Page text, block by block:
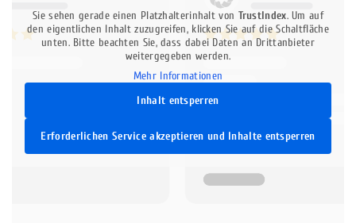
Sie sehen gerade einen Platzhalterinhalt von TrustIndex. Um auf
den eigentlichen Inhalt zuzugreifen, klicken Sie auf die Schaltfläche
unten. Bitte beachten Sie, dass dabei Daten an Drittanbieter
weitergegeben werden.
Mehr Informationen
Inhalt entsperren
Erforderlichen Service akzeptieren und Inhalte entsperren